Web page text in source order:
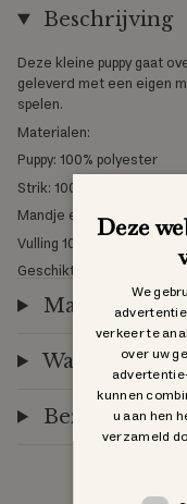
Beschrijving
Deze kleine puppy gaat
geleverd met een eigen
spelen.
Materialen:
Puppy: 100% polyester
Strik: 100% polyester
Mandje en kauwspeeltje:
Vulling 100% polyester
Geschikt vanaf 18m+
Materiaal &
Warning
Bezorging &
Deze
We
verkeer te
over uw
kunnen
u aan hen
verzameld